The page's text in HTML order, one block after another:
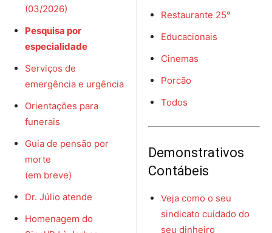
(03/2026)
Pesquisa por
especialidade
Serviços de
emergência e urgência
Orientações para
funerais
Guia de pensão por
morte
(em breve)
Dr. Júlio atende
Homenagem do
Restaurante 25°
Educacionais
Cinemas
Porcão
Todos
Demonstrativos
Contábeis
Veja como o seu
sindicato cuidado do
seu dinheiro